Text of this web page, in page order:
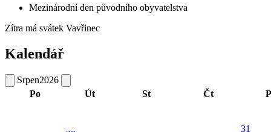
Mezinárodní den původního obyvatelstva
Zítra má svátek Vavřinec
Kalendář
Srpen2026
Po
Út St Čt
31